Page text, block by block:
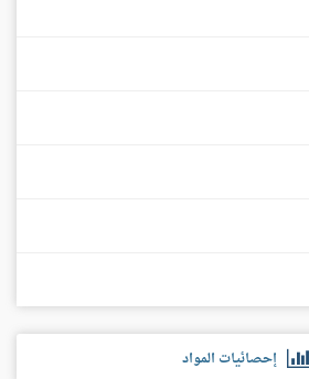
إحصائيات المواد